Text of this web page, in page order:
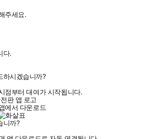
주세요.
다.
하시겠습니까?
점부터 대여가 시작됩니다.
에서 다운로드
니까?